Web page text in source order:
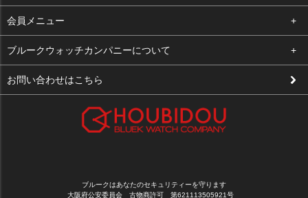
よくある質問
支払い・送料
修理依頼
会員メニュー
ログイン
お気に入り
ブルークウォッチカンパニーについて
会社概要
お問い合わせはこちら
ブルークはあなたのセキュリティーを守ります
大阪府公安委員会 古物商許可 第621113505921号